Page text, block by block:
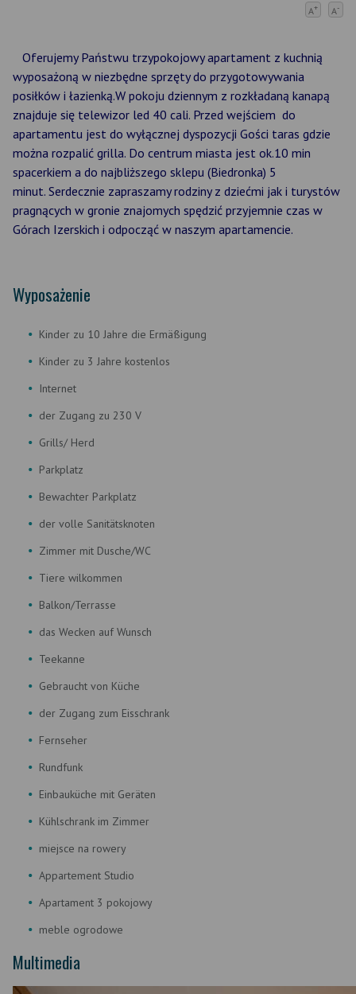
A+ A-
Oferujemy Państwu trzypokojowy apartament z kuchnią
wyposażoną w niezbędne sprzęty do przygotowywania
posiłków i łazienką.W pokoju dziennym z rozkładaną kanapą
znajduje się telewizor led 40 cali. Przed wejściem do
apartamentu jest do wyłącznej dyspozycji Gości taras gdzie
można rozpalić grilla. Do centrum miasta jest ok.10 min
spacerkiem a do najbliższego sklepu (Biedronka) 5
minut. Serdecznie zapraszamy rodziny z dziećmi jak i turystów
pragnących w gronie znajomych spędzić przyjemnie czas w
Górach Izerskich i odpocząć w naszym apartamencie.
Wyposażenie
Kinder zu 10 Jahre die Ermäßigung
Kinder zu 3 Jahre kostenlos
Internet
der Zugang zu 230 V
Grills/ Herd
Parkplatz
Bewachter Parkplatz
der volle Sanitätsknoten
Zimmer mit Dusche/WC
Tiere wilkommen
Balkon/Terrasse
das Wecken auf Wunsch
Teekanne
Gebraucht von Küche
der Zugang zum Eisschrank
Fernseher
Rundfunk
Einbauküche mit Geräten
Kühlschrank im Zimmer
miejsce na rowery
Appartement Studio
Apartament 3 pokojowy
meble ogrodowe
Multimedia